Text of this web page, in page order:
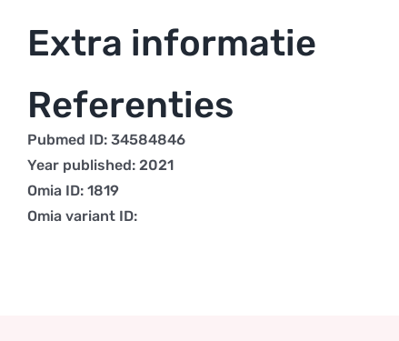
Extra informatie
Referenties
Pubmed ID: 34584846
Year published: 2021
Omia ID: 1819
Omia variant ID: